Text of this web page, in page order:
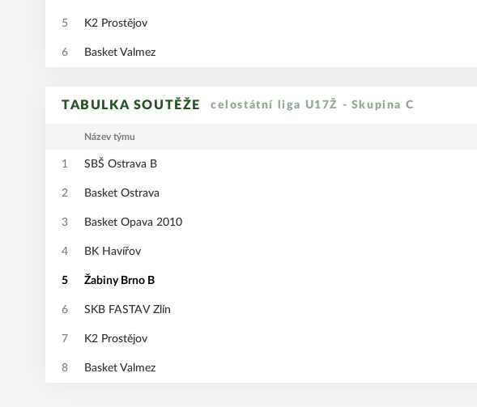
5 K2 Prostějov
6 Basket Valmez
TABULKA SOUTĚŽE celostátní liga U17Ž - Skupina C
Název týmu
1 SBŠ Ostrava B
2 Basket Ostrava
3 Basket Opava 2010
4 BK Havířov
5 Žabiny Brno B
6 SKB FASTAV Zlín
7 K2 Prostějov
8 Basket Valmez